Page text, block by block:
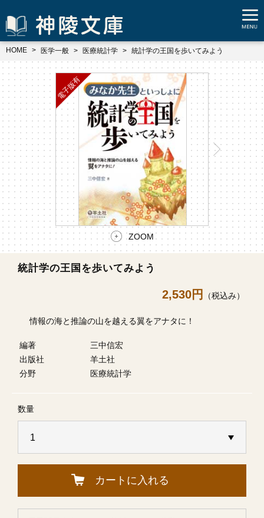
HOME 医学一般 医療統計学 統計学の王国を歩いてみよう
ZOOM
統計学の王国を歩いてみよう
2,530円 （税込み）
情報の海と推論の山を越える翼をアナタに！
編著
三中信宏
出版社
羊土社
分野
医療統計学
数量
カートに入れる